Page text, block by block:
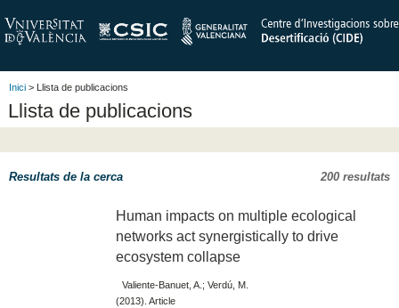
Inici > Llista de publicacions
Llista de publicacions
Resultats de la cerca 200 resultats
Human impacts on multiple ecological
networks act synergistically to drive
ecosystem collapse
Valiente-Banuet, A.; Verdú, M.
(2013). Article